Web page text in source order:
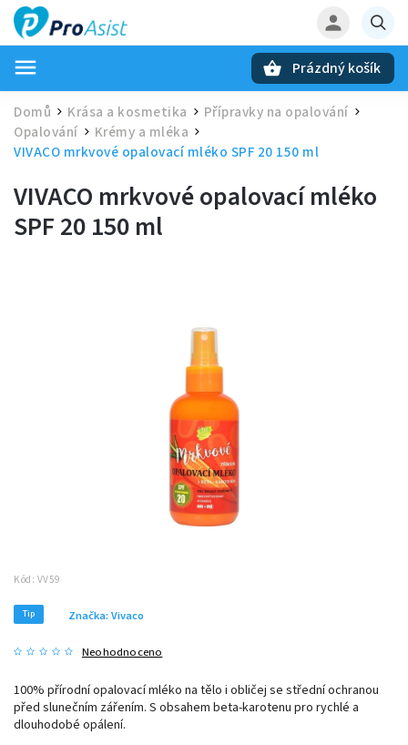
Prázdný košík
Domů / Krása a kosmetika / Přípravky na opalování /
Opalování / Krémy a mléka /
VIVACO mrkvové opalovací mléko SPF 20 150 ml
VIVACO mrkvové opalovací mléko
SPF 20 150 ml
Kód: VV59
Tip
Neohodnoceno
Značka: Vivaco
100% přírodní opalovací mléko na tělo i obličej se střední ochranou
před slunečním zářením. S obsahem beta-karotenu pro rychlé a
dlouhodobé opálení.